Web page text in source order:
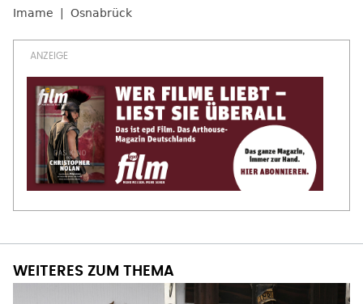
Imame Osnabrück
WEITERES ZUM THEMA